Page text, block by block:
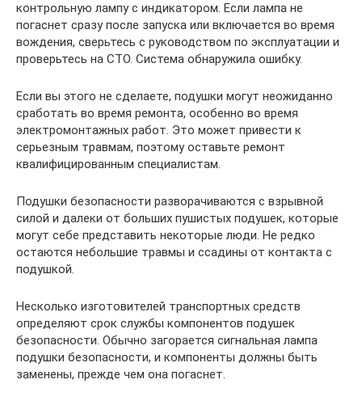
контрольную лампу с индикатором. Если лампа не
погаснет сразу после запуска или включается во время
вождения, сверьтесь с руководством по эксплуатации и
проверьтесь на СТО. Система обнаружила ошибку.
Если вы этого не сделаете, подушки могут неожиданно
сработать во время ремонта, особенно во время
электромонтажных работ. Это может привести к
серьезным травмам, поэтому оставьте ремонт
квалифицированным специалистам.
Подушки безопасности разворачиваются с взрывной
силой и далеки от больших пушистых подушек, которые
могут себе представить некоторые люди. Не редко
остаются небольшие травмы и ссадины от контакта с
подушкой.
Несколько изготовителей транспортных средств
определяют срок службы компонентов подушек
безопасности. Обычно загорается сигнальная лампа
подушки безопасности, и компоненты должны быть
заменены, прежде чем она погаснет.